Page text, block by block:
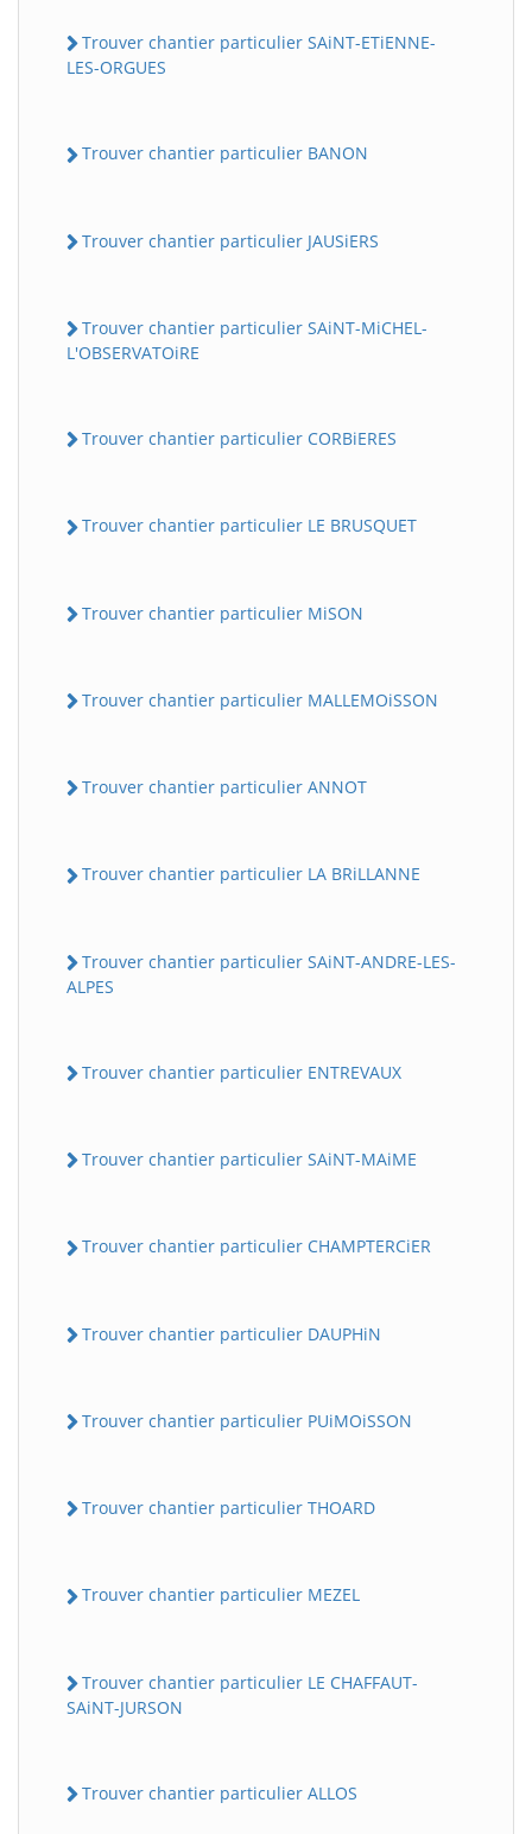
Trouver chantier particulier SAiNT-ETiENNE-
LES-ORGUES
Trouver chantier particulier BANON
Trouver chantier particulier JAUSiERS
Trouver chantier particulier SAiNT-MiCHEL-
L'OBSERVATOiRE
Trouver chantier particulier CORBiERES
Trouver chantier particulier LE BRUSQUET
Trouver chantier particulier MiSON
Trouver chantier particulier MALLEMOiSSON
Trouver chantier particulier ANNOT
Trouver chantier particulier LA BRiLLANNE
Trouver chantier particulier SAiNT-ANDRE-LES-
ALPES
Trouver chantier particulier ENTREVAUX
Trouver chantier particulier SAiNT-MAiME
Trouver chantier particulier CHAMPTERCiER
Trouver chantier particulier DAUPHiN
Trouver chantier particulier PUiMOiSSON
Trouver chantier particulier THOARD
Trouver chantier particulier MEZEL
Trouver chantier particulier LE CHAFFAUT-
SAiNT-JURSON
Trouver chantier particulier ALLOS